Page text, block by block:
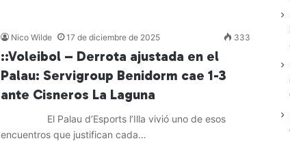
Nico Wilde 17 de diciembre de 2025 333
::Voleibol – Derrota ajustada en el
Palau: Servigroup Benidorm cae 1-3
ante Cisneros La Laguna
El Palau d’Esports l’Illa vivió uno de esos
encuentros que justifican cada…